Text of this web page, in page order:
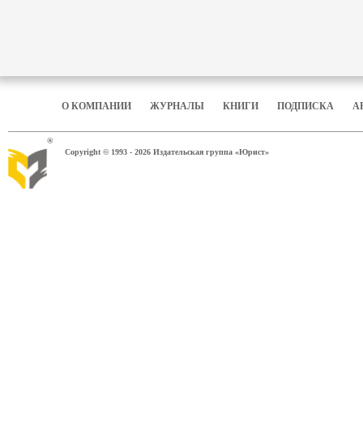
О КОМПАНИИ ЖУРНАЛЫ КНИГИ ПОДПИСКА
®
Copyright © 1993 - 2026 Издательская группа «Юрист»